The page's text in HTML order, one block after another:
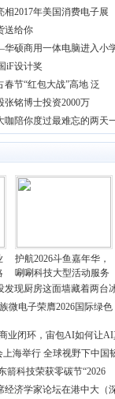
2017年美国消费电子展
送给你
硕商用一体电脑进入小
iF设计奖
节“红包大战”高地 泛
张铭博士投资2000万
咖陪你度过最难忘的两天
护航2026斗鱼嘉年华，
唰唰科技大型活动服务
发现厨房这面墙藏着两台
微电子荣膺2026国际绿色
业闭环，宙包AI如何让AI
海举行 全球视野下中国
箭科技荣获零碳节“2026
经济学家论坛在港中大（